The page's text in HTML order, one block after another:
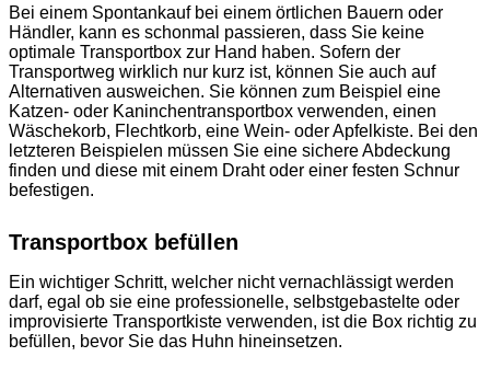
Bei einem Spontankauf bei einem örtlichen Bauern oder
Händler, kann es schonmal passieren, dass Sie keine
optimale Transportbox zur Hand haben. Sofern der
Transportweg wirklich nur kurz ist, können Sie auch auf
Alternativen ausweichen. Sie können zum Beispiel eine
Katzen- oder Kaninchentransportbox verwenden, einen
Wäschekorb, Flechtkorb, eine Wein- oder Apfelkiste. Bei den
letzteren Beispielen müssen Sie eine sichere Abdeckung
finden und diese mit einem Draht oder einer festen Schnur
befestigen.
Transportbox befüllen
Ein wichtiger Schritt, welcher nicht vernachlässigt werden
darf, egal ob sie eine professionelle, selbstgebastelte oder
improvisierte Transportkiste verwenden, ist die Box richtig zu
befüllen, bevor Sie das Huhn hineinsetzen.